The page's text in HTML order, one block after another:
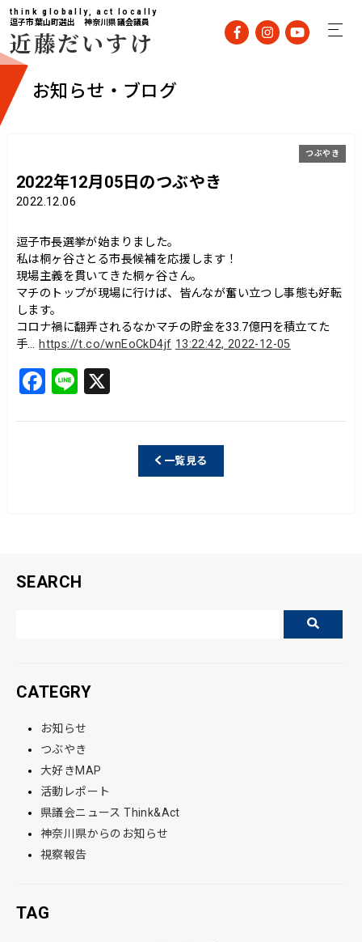
think globally, act locally
逗子市葉山町選出 神奈川県議会議員
近藤だいすけ
お知らせ・ブログ
2022年12月05日のつぶやき
2022.12.06
つぶやき
逗子市長選挙が始まりました。
私は桐ヶ谷さとる市長候補を応援します！
現場主義を貫いてきた桐ヶ谷さん。
マチのトップが現場に行けば、皆んなが奮い立つし事態も好転
します。
コロナ禍に翻弄されるなかマチの貯金を33.7億円を積立てた
手… https://t.co/wnEoCkD4jf 13:22:42, 2022-12-05
F
a
c
Li
n
e
一覧見る
SEARCH
CATEGRY
お知らせ
つぶやき
大好きMAP
活動レポート
県議会ニュース Think&Act
神奈川県からのお知らせ
視察報告
TAG